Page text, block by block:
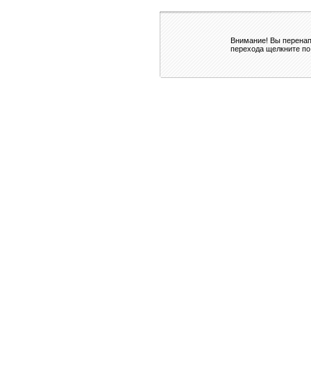
Внимание! Вы
перехода щелкните